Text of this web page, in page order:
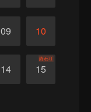
09 10
14 15
終わり